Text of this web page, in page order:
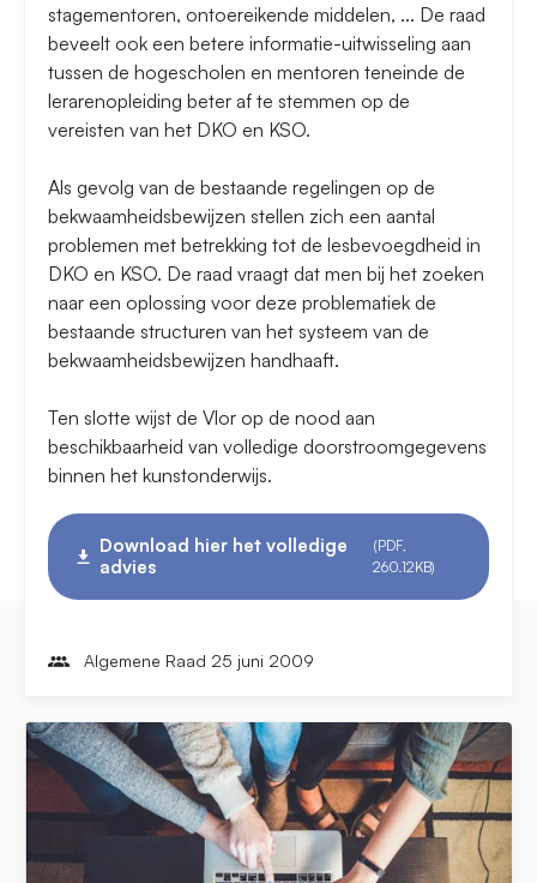
stagementoren, ontoereikende middelen, ... De raad
beveelt ook een betere informatie-uitwisseling aan
tussen de hogescholen en mentoren teneinde de
lerarenopleiding beter af te stemmen op de
vereisten van het DKO en KSO.
Als gevolg van de bestaande regelingen op de
bekwaamheidsbewijzen stellen zich een aantal
problemen met betrekking tot de lesbevoegdheid in
DKO en KSO. De raad vraagt dat men bij het zoeken
naar een oplossing voor deze problematiek de
bestaande structuren van het systeem van de
bekwaamheidsbewijzen handhaaft.
Ten slotte wijst de Vlor op de nood aan
beschikbaarheid van volledige doorstroomgegevens
binnen het kunstonderwijs.
Download hier het volledige
advies
(PDF,
260.12KB)
Algemene Raad 25 juni 2009